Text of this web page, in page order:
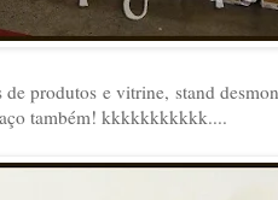
produtos e vitrine, stand
também! kkkkkkkkkkk....